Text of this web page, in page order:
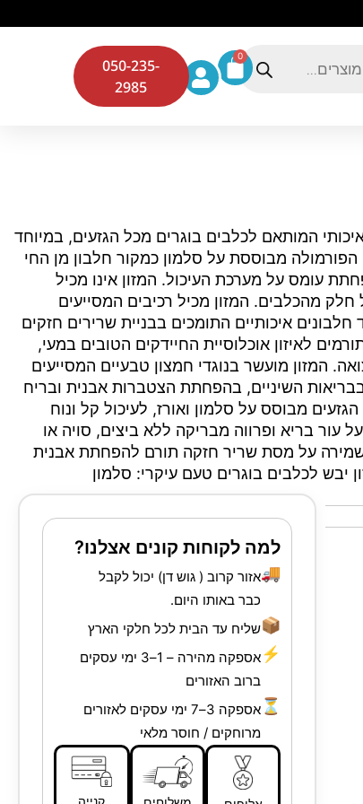
0
050-235-
2985
ק?ג הוא מזון פרימיום איכותי המותאם לכלבים בוגרים מכל הגזעים, במיוחד
הפורמולה מבוססת על סלמון כמקור חלבון מן החי
עומס על מערכת העיכול. המזון אינו מכיל
חלק מהכלבים. המזון מכיל רכיבים המסייעים
איכותיים התומכים בבניית שרירים חזקים
לאיזון אוכלוסיית החיידקים הטובים במעי,
המזון מועשר בנוגדי חמצון טבעיים המסייעים
השיניים, בהפחתת הצטברות אבנית ובריח
מבוסס על סלמון ואורז, לעיכול קל ונוח
בריא ופרווה מבריקה ללא ביצים, סויה או
בשמירה על מסת שריר חזקה תורם להפחתת אבנית
למה לקוחות קונים אצלנו?
🚚אזור קרוב ( גוש דן) יכול לקבל
כבר באותו היום.
📦שליח עד הבית לכל חלקי הארץ
⚡
אספקה מהירה – 1–3 ימי עסקים
ברוב האזורים
⏳
אספקה 3–7 ימי עסקים לאזורים
מרוחקים / חוסר מלאי
קנייה